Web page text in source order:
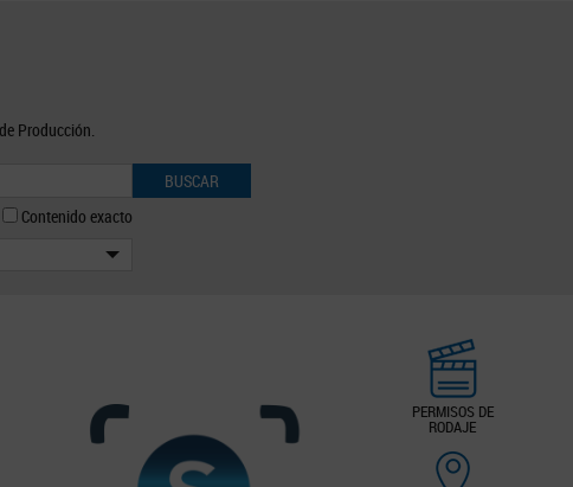
Producción.
BUSCAR
Contenido exacto
PERMISOS DE
RODAJE